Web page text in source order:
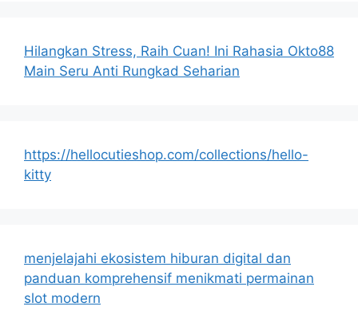
Hilangkan Stress, Raih Cuan! Ini Rahasia Okto88
Main Seru Anti Rungkad Seharian
https://hellocutieshop.com/collections/hello-
kitty
menjelajahi ekosistem hiburan digital dan
panduan komprehensif menikmati permainan
slot modern